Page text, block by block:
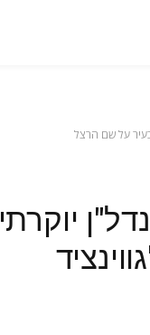
על שם הרצל
יוקרתי